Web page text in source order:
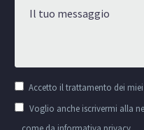
Accetto il trattamento dei
Voglio anche iscrivermi alla
come da informativa privacy